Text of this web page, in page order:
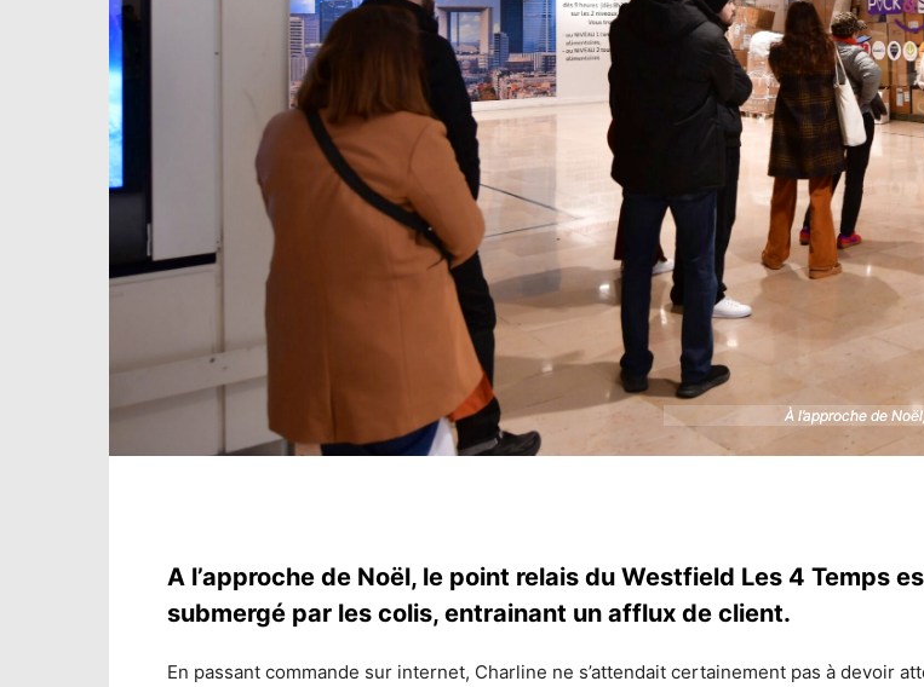
À l’approche de
À l’approche de
A l’approche de Noël, le point relais du Westfield Les 4 Temps
submergé par les colis, entrainant un afflux de client.
En passant commande sur internet, Charline ne s’attendait certainement pas à devoir